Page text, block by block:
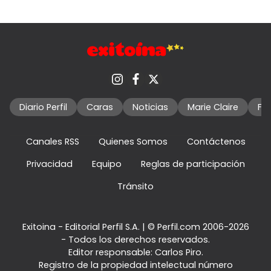
Diario Perfil Caras Noticias Marie Claire
Canales RSS Quienes Somos
Contáctenos
Privacidad
Equipo
Reglas de participación
Tránsito
Exitoina - Editorial Perfil S.A. | © Perfil.com 2006-2026
- Todos los derechos reservados.
Editor responsable: Carlos Piro.
Registro de la propiedad intelectual número